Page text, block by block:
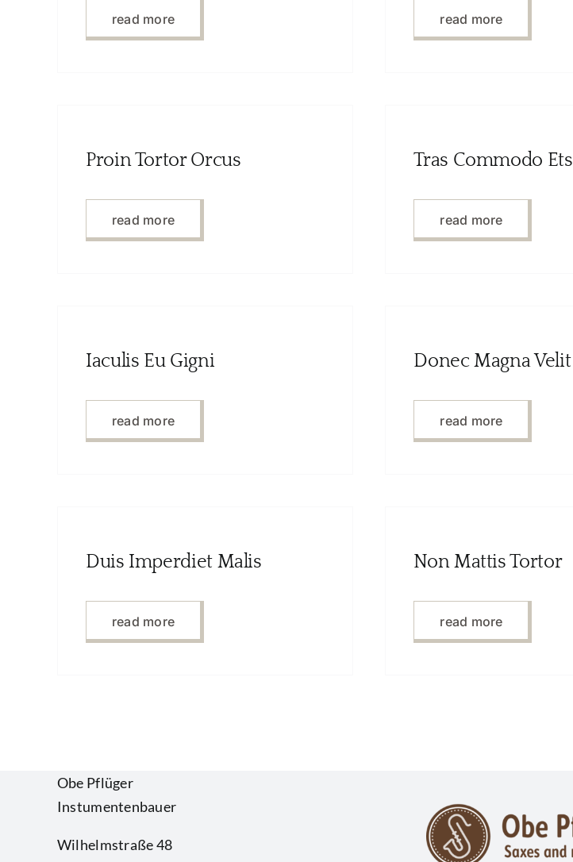
read more read more
Proin Tortor Orcus
read more
Tras Commodo Ets
read more
Iaculis Eu Gigni
read more
Donec Magna Velit
read more
Duis Imperdiet Malis
read more
Non Mattis Tortor
read more
Obe Pflüger
Instumentenbauer
Wilhelmstraße 48